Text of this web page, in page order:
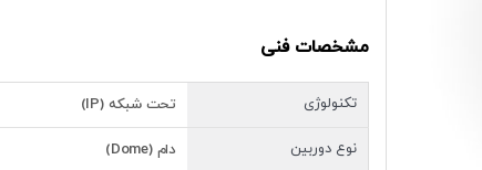
مشخصات فنی
تکنولوژی تحت شبکه (IP)
نوع دوربین دام (Dome)